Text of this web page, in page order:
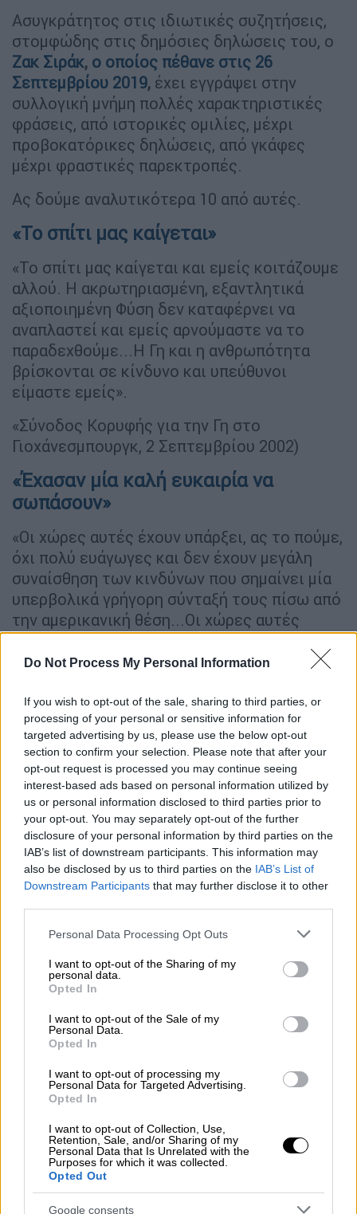
Do Not Process My Personal Information
If you wish to opt-out of the sale, sharing to third parties, or
processing of your personal or sensitive information for
targeted advertising by us, please use the below opt-out
section to confirm your selection. Please note that after your
opt-out request is processed you may continue seeing
interest-based ads based on personal information utilized by
us or personal information disclosed to third parties prior to
your opt-out. You may separately opt-out of the further
disclosure of your personal information by third parties on the
IAB’s list of downstream participants. This information may
also be disclosed by us to third parties on the IAB’s List of
Downstream Participants that may further disclose it to other
Please note that this website/app uses one or more Google
not limited to your visit or usage behaviour. You may click to
grant or deny consent to Google and its third-party tags to
use your data for below specified purposes in below Google
consent section.
Personal Data Processing Opt Outs
I want to opt-out of the Sharing of my
personal data.
Opted In
I want to opt-out of the Sale of my
Personal Data.
Opted In
I want to opt-out of processing my
Personal Data for Targeted Advertising.
Opted In
I want to opt-out of Collection, Use,
Retention, Sale, and/or Sharing of my
Personal Data that Is Unrelated with the
Purposes for which it was collected.
Opted Out
Google consents
Ασυγκράτητος στις ιδιωτικές συζητήσεις,
στομφώδης στις δημόσιες δηλώσεις του, ο
Ζακ Σιράκ, ο οποίος πέθανε στις 26
Σεπτεμβρίου 2019, έχει εγγράψει στην
συλλογική μνήμη πολλές χαρακτηριστικές
φράσεις, από ιστορικές ομιλίες, μέχρι
προβοκατόρικες δηλώσεις, από γκάφες
μέχρι φραστικές παρεκτροπές.
Ας δούμε αναλυτικότερα 10 από αυτές.
«Το σπίτι μας καίγεται»
«Το σπίτι μας καίγεται και εμείς κοιτάζουμε
αλλού. Η ακρωτηριασμένη, εξαντλητικά
αξιοποιημένη Φύση δεν καταφέρνει να
αναπλαστεί και εμείς αρνούμαστε να το
παραδεχθούμε...Η Γη και η ανθρωπότητα
βρίσκονται σε κίνδυνο και υπεύθυνοι
είμαστε εμείς».
«Σύνοδος Κορυφής για την Γη στο
Γιοχάνεσμπουργκ, 2 Σεπτεμβρίου 2002)
«Έχασαν μία καλή ευκαιρία να
σωπάσουν»
«Οι χώρες αυτές έχουν υπάρξει, ας το πούμε,
όχι πολύ ευάγωγες και δεν έχουν μεγάλη
συναίσθηση των κινδύνων που σημαίνει μία
υπερβολικά γρήγορη σύνταξή τους πίσω από
την αμερικανική θέση...Οι χώρες αυτές
έχασαν μία καλή ευκαιρία να σωπάσουν».
(Επικρίνοντας την υποστήριξη προς τις
Ηνωμένες Πολιτείες για το Ιράκ που
εξέφρασαν οι χώρες της ανατολικής
Ευρώπης, νεοφώτιστα μέλη της Ευρωπαϊκής
Ενωσης, 18 Φεβρουαρίου 2003).
«Η Γαλλία διέπραξε το
ανεπανόρθωτο»
«Ναι, η εγκληματική παράνοια του κατακτητή
υποβοηθήθηκε από Γάλλους, από το γαλλικό
Κράτος...την Πατρίδα των Φώτων και των
δικαιωμάτων του ανθρώπου, την γη της
υποδοχής και του ασύλου, η Γαλλία, εκείνη
Αθετώντας την υπόσχεσή της, παρέδιδε
τους προστατευόμενούς της στους δήμιούς
τους» (Αναγνωρίζοντας τη συνεργασία της
Γαλλίας με την ναζιστική Γερμανία στην
επιχείρηση της συγκέντρωσης
Γαλλοεβραίων στο Velodrome d' Hiver, 16
Ιουλίου 1995)
«Τι θέλετε;»
«Τι θέλετε; Θέλετε να γυρίσω στο
αεροπλάνο μου και να επιστρέψω στην
Γαλλία; Αυτό θέλετε; Αφήστε τους να